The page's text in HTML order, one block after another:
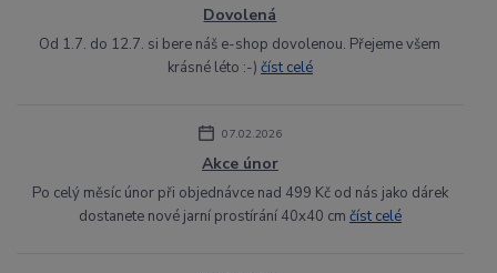
Dovolená
Od 1.7. do 12.7. si bere náš e-shop dovolenou. Přejeme všem
krásné léto :-) číst celé
07.02.2026
Akce únor
Po celý měsíc únor při objednávce nad 499 Kč od nás jako dárek
dostanete nové jarní prostírání 40x40 cm číst celé